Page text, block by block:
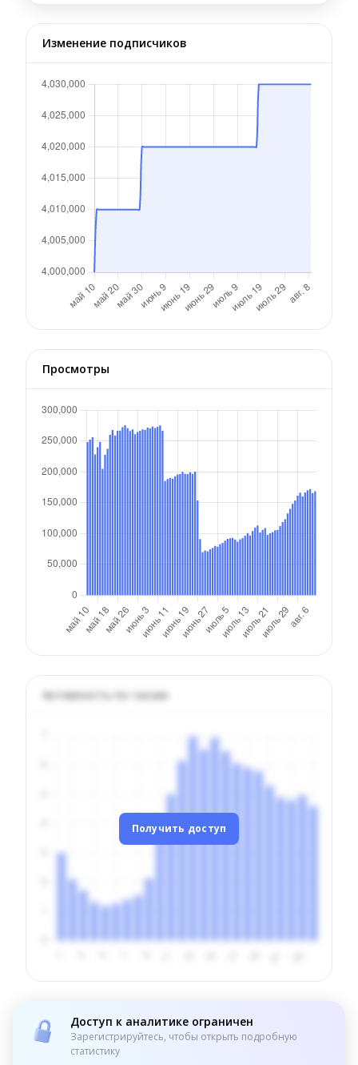
Изменение подписчиков
Просмотры
Активность по часам
Получить доступ
Доступ к аналитике ограничен
Зарегистрируйтесь, чтобы открыть подробную
статистику